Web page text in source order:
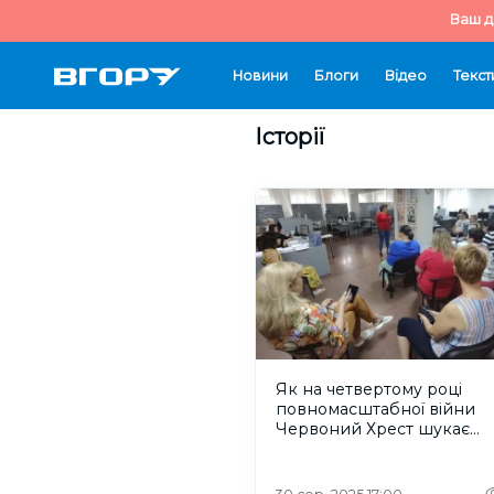
Ваш
Новини Блоги Відео
Історії
Як на четвертому році
повномасштабної війни
Червоний Хрест шукає